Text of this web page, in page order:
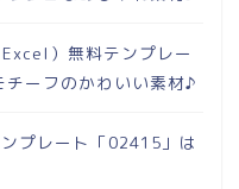
）無料テンプレー
ーフのかわいい素材♪
プレート「02415」は